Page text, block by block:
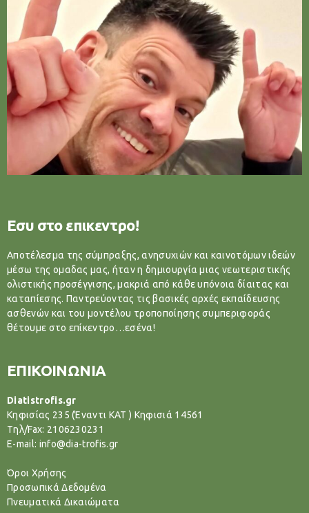
Εσυ στο επικεντρο!
Αποτέλεσμα της σύμπραξης, ανησυχιών και καινοτόμων ιδεών
μέσω της ομαδας μας, ήταν η δημιουργία μιας νεωτεριστικής
ολιστικής προσέγγισης, μακριά από κάθε υπόνοια δίαιτας και
καταπίεσης. Παντρεύοντας τις βασικές αρχές εκπαίδευσης
ασθενών και του μοντέλου τροποποίησης συμπεριφοράς
θέτουμε στο επίκεντρο…εσένα!
ΕΠΙΚΟΙΝΩΝΙΑ
Diatistrofis.gr
Κηφισίας 235 (Έναντι ΚΑΤ ) Κηφισιά 14561
Tηλ/Fax: 2106230231
E-mail: info@dia-trofis.gr
Όροι Χρήσης
Προσωπικά Δεδομένα
Πνευματικά Δικαιώματα